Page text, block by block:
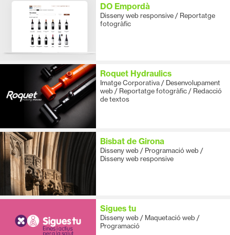
DO Empordà
Disseny web responsive / Reportatge
fotogràfic
Roquet Hydraulics
Imatge Corporativa / Desenvolupament
web / Reportatge fotogràfic / Redacció
de textos
Bisbat de Girona
Disseny web / Programació web /
Disseny web responsive
Sigues tu
Disseny web / Maquetació web /
Programació